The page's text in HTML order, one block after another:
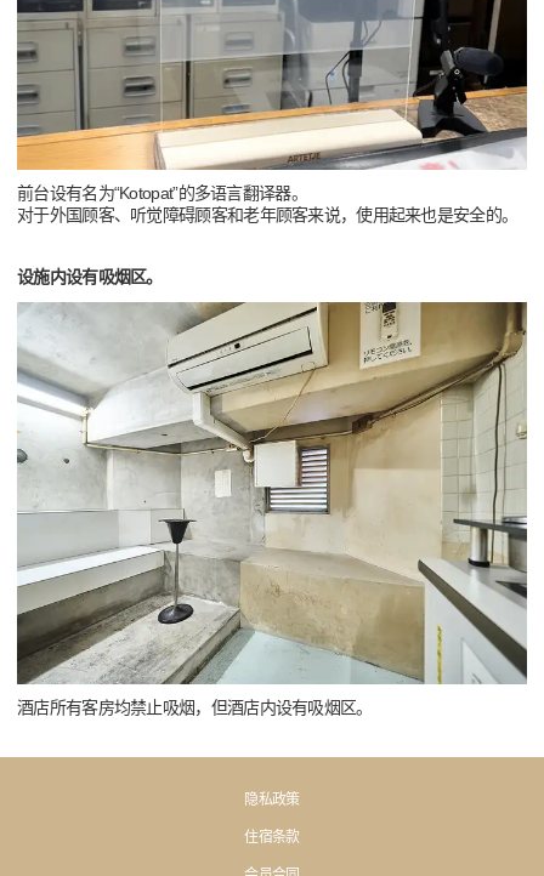
前台设有名为“Kotopat”的多语言翻译器。
对于外国顾客、听觉障碍顾客和老年顾客来说，使用起来也是安全的。
设施内设有吸烟区。
酒店所有客房均禁止吸烟，但酒店内设有吸烟区。
隐私政策
住宿条款